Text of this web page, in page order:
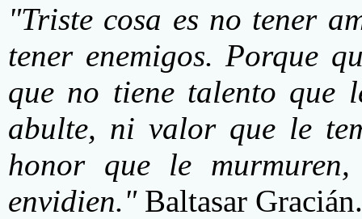
"Triste cosa es no tener
tener enemigos. Porque
que no tiene talento que
abulte, ni valor que le
honor que le
envidien." Baltasar Gracián.